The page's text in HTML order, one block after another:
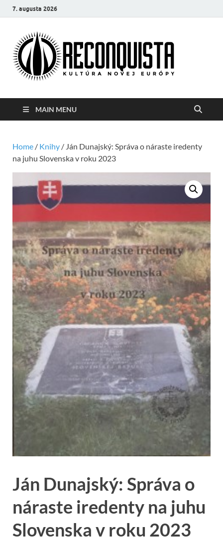
7. augusta 2026
MAIN MENU
Home / Knihy / Ján Dunajský: Správa o náraste iredenty
na juhu Slovenska v roku 2023
Ján Dunajský: Správa o
náraste iredenty na juhu
Slovenska v roku 2023